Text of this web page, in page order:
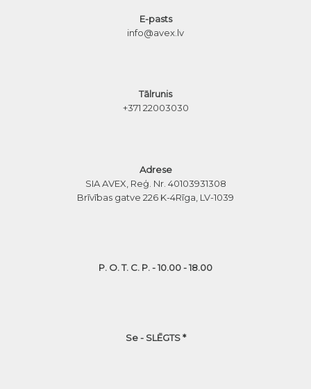
E-pasts
info@avex.lv
Tālrunis
+371 22003030
Adrese
SIA AVEX, Reģ. Nr. 40103931308
Brīvības gatve 226 K-4Rīga, LV-1039
P. O. T. C. P. - 10.00 - 18.00
Se - SLĒGTS *